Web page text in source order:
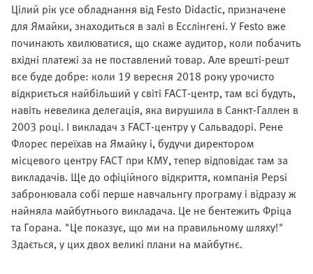
Цілий рік усе обладнання від Festo Didactic, призначене
для Ямайки, знаходиться в залі в Есслінгені. У Festo вже
починають хвилюватися, що скаже аудитор, коли побачить
вхідні платежі за не поставлений товар. Але врешті-решт
все буде добре: коли 19 вересня 2018 року урочисто
відкриється найбільший у світі FACT-центр, там всі будуть,
навіть невелика делегація, яка вирушила в Санкт-Галлен в
2003 році. І викладач з FACT-центру у Сальвадорі. Рене
Флорес переїхав на Ямайку і, будучи директором
місцевого центру FACT при КМУ, тепер відповідає там за
викладачів. Ще до офіційного відкриття, компанія Pepsi
забронювала собі перше навчальнгу програму і відразу ж
найняла майбутнього викладача. Це не бентежить Фріца
та Горана. "Це показує, що ми на правильному шляху!"
Здається, у цих двох великі плани на майбутнє.